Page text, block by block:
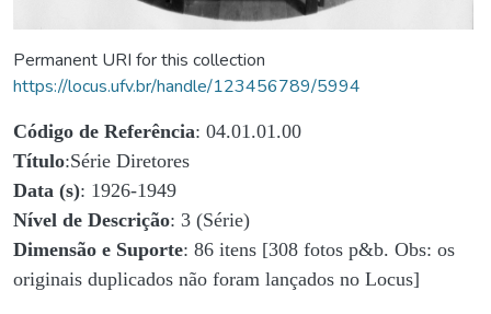
Permanent URI for this collection
https://locus.ufv.br/handle/123456789/5994
Código de Referência: 04.01.01.00
Título:Série Diretores
Data (s): 1926-1949
Nível de Descrição: 3 (Série)
Dimensão e Suporte: 86 itens [308 fotos p&b. Obs: os
originais duplicados não foram lançados no Locus]